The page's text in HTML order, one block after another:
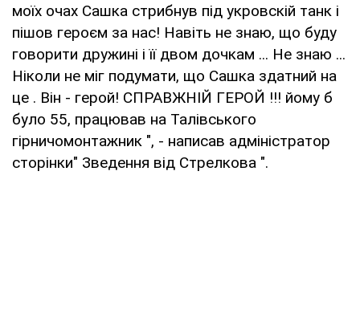
моїх очах Сашка стрибнув під укровскій танк і
пішов героєм за нас! Навіть не знаю, що буду
говорити дружині і її двом дочкам ... Не знаю ...
Ніколи не міг подумати, що Сашка здатний на
це . Він - герой! СПРАВЖНІЙ ГЕРОЙ !!! йому б
було 55, працював на Талівського
гірничомонтажник ", - написав адміністратор
сторінки" Зведення від Стрелкова ".